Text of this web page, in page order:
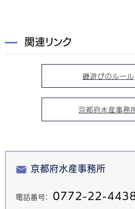
関連リンク
磯遊びのルール
京都府水産事務
京都府水産事務所
電話番号： 0772-22-